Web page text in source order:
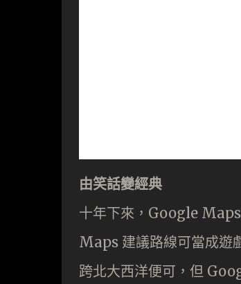
由笑話變經典
十年下來，Google
Maps 建議路線可當成遊
跨北大西洋便可，但